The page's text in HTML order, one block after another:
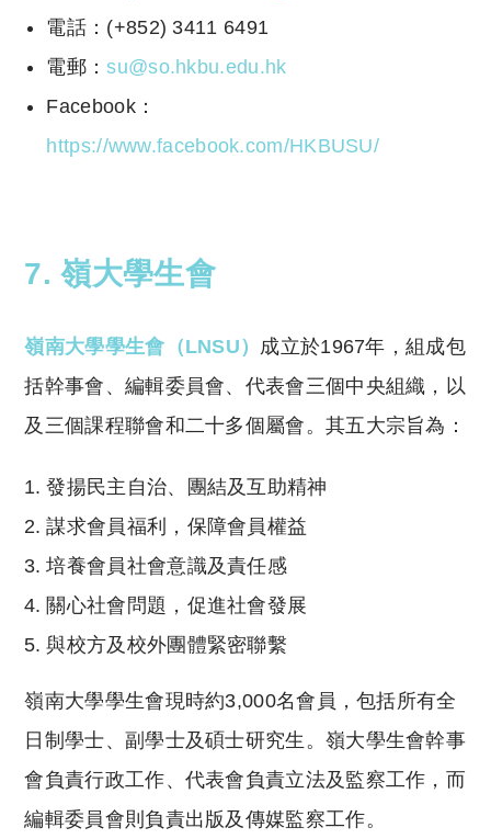
電話：(+852) 3411 6491
電郵：su@so.hkbu.edu.hk
Facebook：
https://www.facebook.com/HKBUSU/
7. 嶺大學生會
嶺南大學學生會（LNSU） 成立於1967年，組成包
括幹事會、編輯委員會、代表會三個中央組織，以
及三個課程聯會和二十多個屬會。其五大宗旨為：
發揚民主自治、團結及互助精神
謀求會員福利，保障會員權益
培養會員社會意識及責任感
關心社會問題，促進社會發展
與校方及校外團體緊密聯繫
嶺南大學學生會現時約3,000名會員，包括所有全
日制學士、副學士及碩士研究生。嶺大學生會幹事
會負責行政工作、代表會負責立法及監察工作，而
編輯委員會則負責出版及傳媒監察工作。